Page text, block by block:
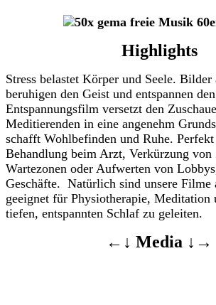
Highlights
Stress belastet Körper und Seele. Bilder
beruhigen den Geist und entspannen
Entspannungsfilm versetzt den
Meditierenden in eine angenehm
schafft Wohlbefinden und Ruhe.
Behandlung beim Arzt, Verkürzung von
Wartezonen oder Aufwerten von
Geschäfte. Natürlich sind unsere Filme
geeignet für Physiotherapie, Meditation
tiefen, entspannten Schlaf zu geleiten.
←↓ Media ↓→